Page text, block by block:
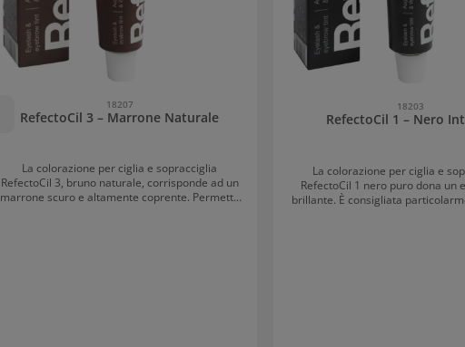
18207
RefectoCil 3 – Marrone Naturale
La colorazione per ciglia e sopracciglia
RefectoCil 3, bruno naturale, corrisponde ad un
marrone scuro e altamente coprente. Permette
18203
RefectoCil 1 – Nero
La colorazione per ciglia e
RefectoCil 1 nero puro dona un
brillante. È consigliata